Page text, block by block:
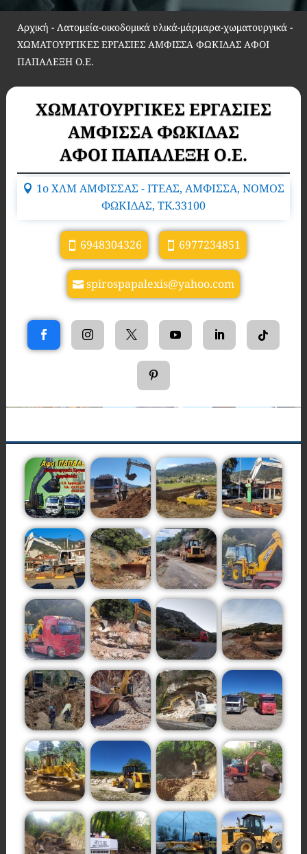
Αρχική - Λατομεία-οικοδομικά υλικά-μάρμαρα-χωματουργικά-
ΧΩΜΑΤΟΥΡΓΙΚΕΣ ΕΡΓΑΣΙΕΣ ΑΜΦΙΣΣΑ ΦΩΚΙΔΑΣ ΑΦΟΙ
ΠΑΠΑΛΕΞΗ Ο.Ε.
ΧΩΜΑΤΟΥΡΓΙΚΕΣ ΕΡΓΑΣΙΕΣ
ΑΜΦΙΣΣΑ ΦΩΚΙΔΑΣ
ΑΦΟΙ ΠΑΠΑΛΕΞΗ Ο.Ε.
1ο ΧΛΜ ΑΜΦΙΣΣΑΣ - ΙΤΕΑΣ, ΑΜΦΙΣΣΑ, ΝΟΜΟΣ
ΦΩΚΙΔΑΣ, TK.33100
6948304326 6977234851
spirospapalexis@yahoo.com